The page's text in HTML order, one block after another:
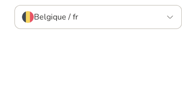
Belgique / fr